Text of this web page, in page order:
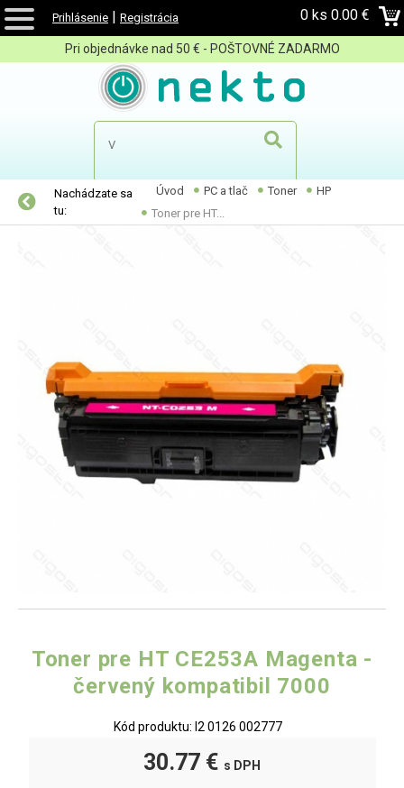
Prihlásenie | Registrácia 0 ks 0.00 €
Pri objednávke nad 50 € - POŠTOVNÉ ZADARMO
Nachádzate sa
tu:
Úvod PC a tlač Toner
HP
Toner pre HT...
Toner pre HT CE253A Magenta -
červený kompatibil 7000
Kód produktu: I2 0126 002777
30.77 € s DPH